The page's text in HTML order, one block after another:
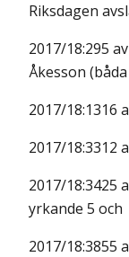
Riksdagen
2017/18:295
Åkesson (båda
2017/18:1316
2017/18:3312
2017/18:3425
yrkande 5 och
2017/18:3855